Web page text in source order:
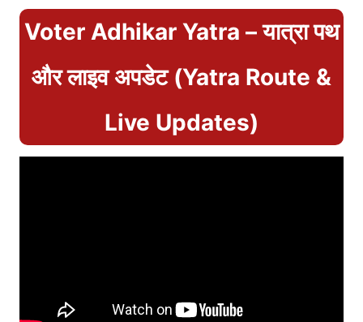
Voter Adhikar Yatra – यात्रा पथ
और लाइव अपडेट (Yatra Route &
Live Updates)